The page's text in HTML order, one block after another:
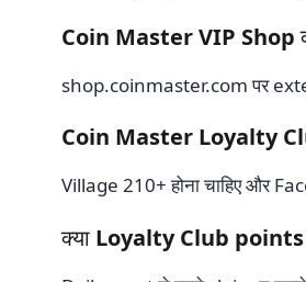
Coin Master VIP Shop
shop.coinmaster.com पर
Coin Master Loyalty
Village 210+ होना चाहिए और
क्या Loyalty Club points